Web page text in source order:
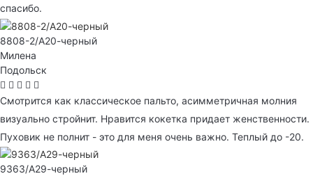
спасибо.
8808-2/А20-черный
Милена
Подольск
Смотрится как классическое пальто, асимметричная молния
визуально стройнит. Нравится кокетка придает женственности.
Пуховик не полнит - это для меня очень важно. Теплый до -20.
9363/А29-черный